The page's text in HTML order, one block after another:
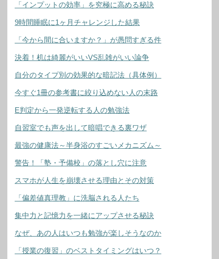
「インプットの効率」を究極に高める秘訣
9時間睡眠に1ヶ月チャレンジした結果
「今から間に合いますか？」が愚問すぎる件
決着！机は綺麗がいいVS乱雑がいい論争
自分のタイプ別の効果的な暗記法（具体例）
今すぐ1冊の参考書に絞り込めない人の末路
E判定から一発逆転する人の勉強法
自習室でも声を出して暗唱できる裏ワザ
最強の健康法～半身浴のすごいメカニズム～
警告！「塾・予備校」の落とし穴に注意
スマホが人生を崩壊させる理由とその対策
「偏差値真理教」に洗脳される人たち
集中力と記憶力を一緒にアップさせる秘訣
なぜ、あの人はいつも勉強が楽しそうなのか
「授業の復習」のベストタイミングはいつ？